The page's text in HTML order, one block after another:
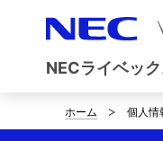
NECライベッ
サ
ホーム 個人情